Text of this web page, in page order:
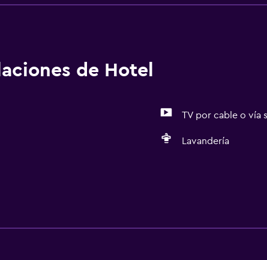
de Hotel
TV por cable o vía
Lavandería